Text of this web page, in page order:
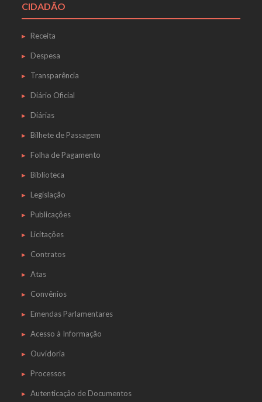
CIDADÃO
Receita
Despesa
Transparência
Diário Oficial
Diárias
Bilhete de Passagem
Folha de Pagamento
Biblioteca
Legislação
Publicações
Licitações
Contratos
Atas
Convênios
Emendas Parlamentares
Acesso à Informação
Ouvidoria
Processos
Autenticação de Documentos